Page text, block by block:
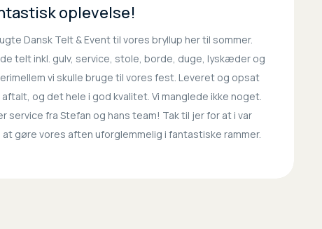
oplevelse!
Dansk Telt & Event til vores bryllup her til sommer.
telt inkl. gulv, service, stole, borde, duge, lyskæder og
vi skulle bruge til vores fest. Leveret og opsat
aftalt, og det hele i god kvalitet. Vi manglede ikke noget.
service fra Stefan og hans team! Tak til jer for at i var
at gøre vores aften uforglemmelig i fantastiske rammer.